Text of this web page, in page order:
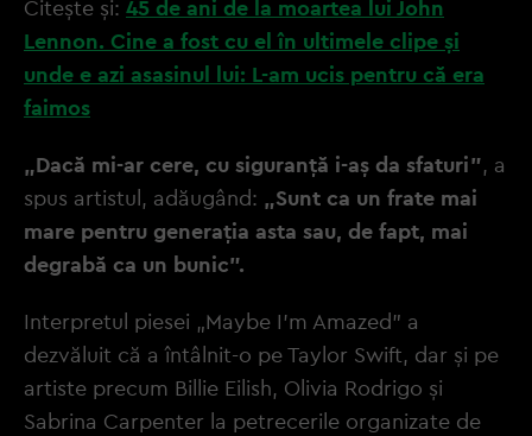
Citește și: 45 de ani de la moartea lui John
Lennon. Cine a fost cu el în ultimele clipe și
unde e azi asasinul lui: L-am ucis pentru că era
faimos
„Dacă mi-ar cere, cu siguranță i-aș da sfaturi”, a
spus artistul, adăugând: „Sunt ca un frate mai
mare pentru generația asta sau, de fapt, mai
degrabă ca un bunic”.
Interpretul piesei „Maybe I'm Amazed” a
dezvăluit că a întâlnit-o pe Taylor Swift, dar și pe
artiste precum Billie Eilish, Olivia Rodrigo și
Sabrina Carpenter la petrecerile organizate de